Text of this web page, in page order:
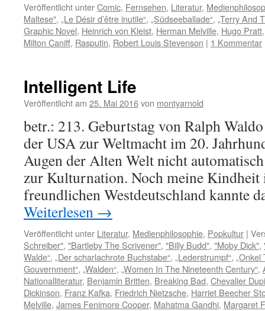
Veröffentlicht unterComic, Fernsehen, Literatur,
Maltese", „Le Désir d’être inutile“, „Südseeballade“, „Terry And
Graphic Novel, Heinrich von Kleist, Herman Melville, Hugo Pratt
Milton Caniff, Rasputin, Robert Louis Stevenson | 1 Kommentar
Intelligent Life
Veröffentlicht am 25. Mai 2016von montyarnold
betr.: 213. Geburtstag von Ralph
der USA zur Weltmacht im 20.
Augen der Alten Welt nicht
zur Kulturnation. Noch meine Kindheit
freundlichen Westdeutschland kannte
Weiterlesen →
Veröffentlicht unter Literatur, Medienphilosophie, Popkultur |
Schreiber", "Bartleby The Scrivener", "Billy Budd", "Moby Dick",
Walde“, „Der scharlachrote Buchstabe“, „Lederstrumpf“, „Onkel
Gouvernment“, „Walden“, „Women In The Nineteenth Century“,
Nationalliteratur, Benjamin Britten, Breaking Bad, Chevalier
Dickinson, Franz Kafka, Friedrich Nietzsche, Harriet Beecher
Melville, James Fenimore Cooper, Mahatma Gandhi, Margaret